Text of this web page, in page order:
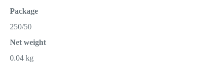
Package
250/50
Net weight
0.04 kg